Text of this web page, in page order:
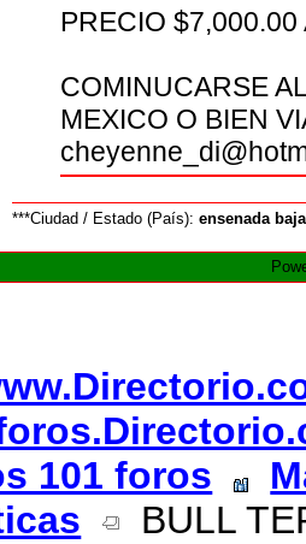
PRECIO $7,000.00
COMINUCARSE
MEXICO O BIEN
***Ciudad / Estado (País):ensenada
101 foros
BULL